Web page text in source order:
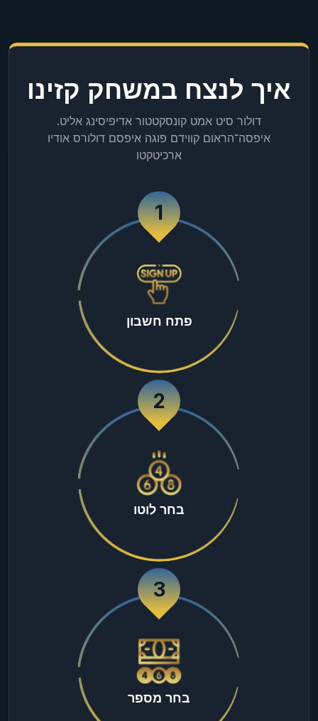
איך לנצח במשחק קזינו
דולור סיט אמט קונסקטטור אדיפיסינג אליט.
איפסה־הראום קווידם פוגה איפסם דולורס אודיו
ארכיטקטו
1
פתח חשבון
2
בחר לוטו
3
בחר מספר